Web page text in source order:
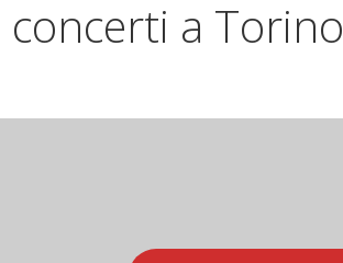
a Torino